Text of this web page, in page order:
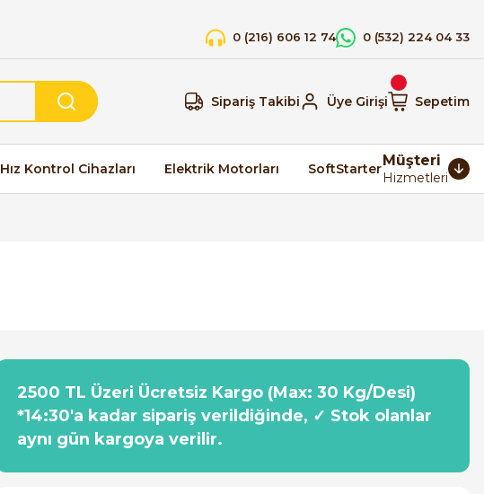
0 (216) 606 12 74 0 (532) 224 04 33
Sipariş Takibi Üye Girişi Sepetim
Hız Kontrol Cihazları Elektrik Motorları SoftStarterMüşteri
Hizmetleri
2500 TL Üzeri Ücretsiz Kargo (Max: 30 Kg/Desi)
*14:30'a kadar sipariş verildiğinde, ✓ Stok olanlar
aynı gün kargoya verilir.